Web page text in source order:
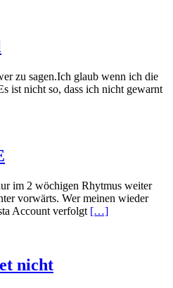
zu sagen.Ich glaub wenn ich die
ist nicht so, dass ich nicht gewarnt
im 2 wöchigen Rhytmus weiter
vorwärts. Wer meinen wieder
Account verfolgt […]
nicht